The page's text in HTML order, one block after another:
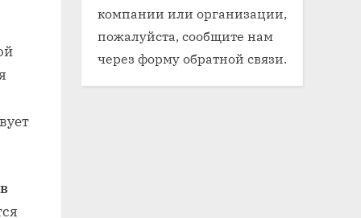
компании или организации,
пожалуйста, сообщите нам
через форму обратной связи.